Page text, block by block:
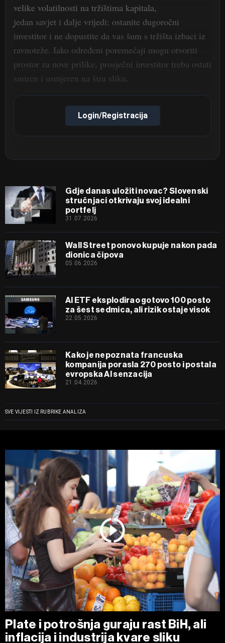
velike volatilnosti na tržištima kapitala,
jedan savjet i dalje vrijedi: ostanite dugoročni
investitor i ne dopustite da vas šum s tržišta izbaci iz
ravnoteže. Iako određeni poremećaji mogu otvoriti
prostor za nove prilike, prosječni investitor treba ostati
smiren i usmjeren na širu sliku.
Login/Registracija
Gdje danas uložiti novac? Slovenski
stručnjaci otkrivaju svoj idealni
portfelj
31.07.2026
Wall Street ponovo kupuje nakon pada
dionica čipova
05.06.2026
AI ETF eksplodirao gotovo 100 posto
za šest sedmica, ali rizik ostaje visok
22.05.2026
Kako je nepoznata francuska
kompanija porasla 270 posto i postala
evropska AI senzacija
21.04.2026
SVE VIJESTI IZ RUBRIKE ANALIZA
Plate i potrošnja guraju rast BiH, ali
inflacija i industrija kvare sliku